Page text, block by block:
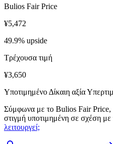
Bulios Fair Price
¥5,472
49.9% upside
Τρέχουσα τιμή
¥3,650
Υποτιμημένο Δίκαιη αξία
Σύμφωνα με το Bulios Fair Price,
στιγμή υποτιμημένη σε σχέση με
λειτουργεί;